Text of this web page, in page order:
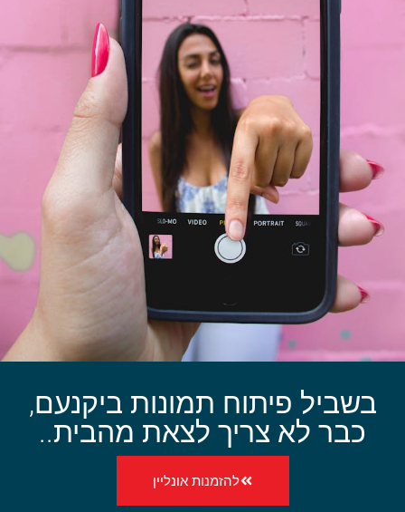
בשביל פיתוח תמונות ביקנעם,
כבר לא צריך לצאת מהבית..
להזמנות אונליין